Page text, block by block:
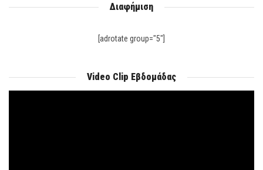
Διαφήμιση
[adrotate group="5"]
Video Clip Εβδομάδας